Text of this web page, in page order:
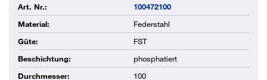
Art. Nr.:
100472100
Material:
Federstahl
Güte:
FST
Beschichtung:
phosphatiert
Durchmesser:
100